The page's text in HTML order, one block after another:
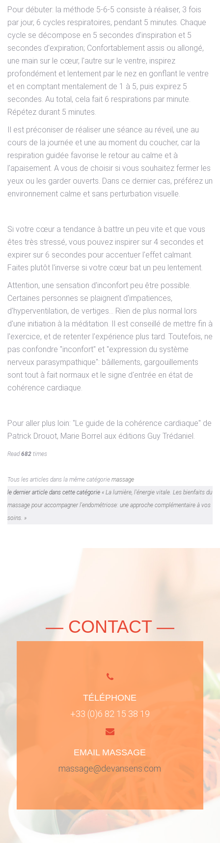
Pour débuter: la méthode 5-6-5 consiste à réaliser, 3 fois
par jour, 6 cycles respiratoires, pendant 5 minutes. Chaque
cycle se décompose en 5 secondes d'inspiration et 5
secondes d'expiration; Confortablement assis ou allongé,
une main sur le cœur, l'autre sur le ventre, inspirez
profondément et lentement par le nez en gonflant le ventre
et en comptant mentalement de 1 à 5, puis expirez 5
secondes. Au total, cela fait 6 respirations par minute.
Répétez durant 5 minutes.
Il est préconiser de réaliser une séance au réveil, une au
cours de la journée et une au moment du coucher, car la
respiration guidée favorise le retour au calme et à
l'apaisement. A vous de choisir si vous souhaitez fermer les
yeux ou les garder ouverts. Dans ce dernier cas, préférez un
environnement calme et sans perturbation visuelle.
Si votre cœur a tendance à battre un peu vite et que vous
êtes très stressé, vous pouvez inspirer sur 4 secondes et
expirer sur 6 secondes pour accentuer l'effet calmant.
Faites plutôt l'inverse si votre cœur bat un peu lentement.
Attention, une sensation d'inconfort peu être possible.
Certaines personnes se plaignent d'impatiences,
d'hyperventilation, de vertiges… Rien de plus normal lors
d'une initiation à la méditation. Il est conseillé de mettre fin à
l'exercice, et de retenter l'expérience plus tard. Toutefois, ne
pas confondre "inconfort" et "expression du système
nerveux parasympathique": bâillements, gargouillements
sont tout à fait normaux et le signe d'entrée en état de
cohérence cardiaque.
Pour aller plus loin: "Le guide de la cohérence cardiaque" de
Patrick Drouot, Marie Borrel aux éditions Guy Trédaniel.
Read682 times
Tous les articles dans la même catégorie massage
le dernier article dans cette catégorie « La lumière, l'énergie vitale. Les bienfaits du
massage pour accompagner l'endométriose: une approche complémentaire à vos
soins. »
— CONTACT —
TÉLÉPHONE
+33 (0)6 82 15 38 19
EMAIL MASSAGE
massage@devansens.com